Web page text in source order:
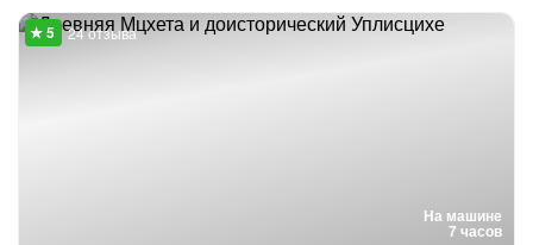
На машине
7 часов
24 отзыва